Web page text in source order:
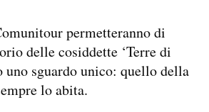
permetteranno di
delle cosiddette ‘Terre di
uno sguardo unico: quello della
lo abita.